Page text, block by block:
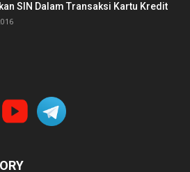
SIN Dalam Transaksi Kartu Kredit